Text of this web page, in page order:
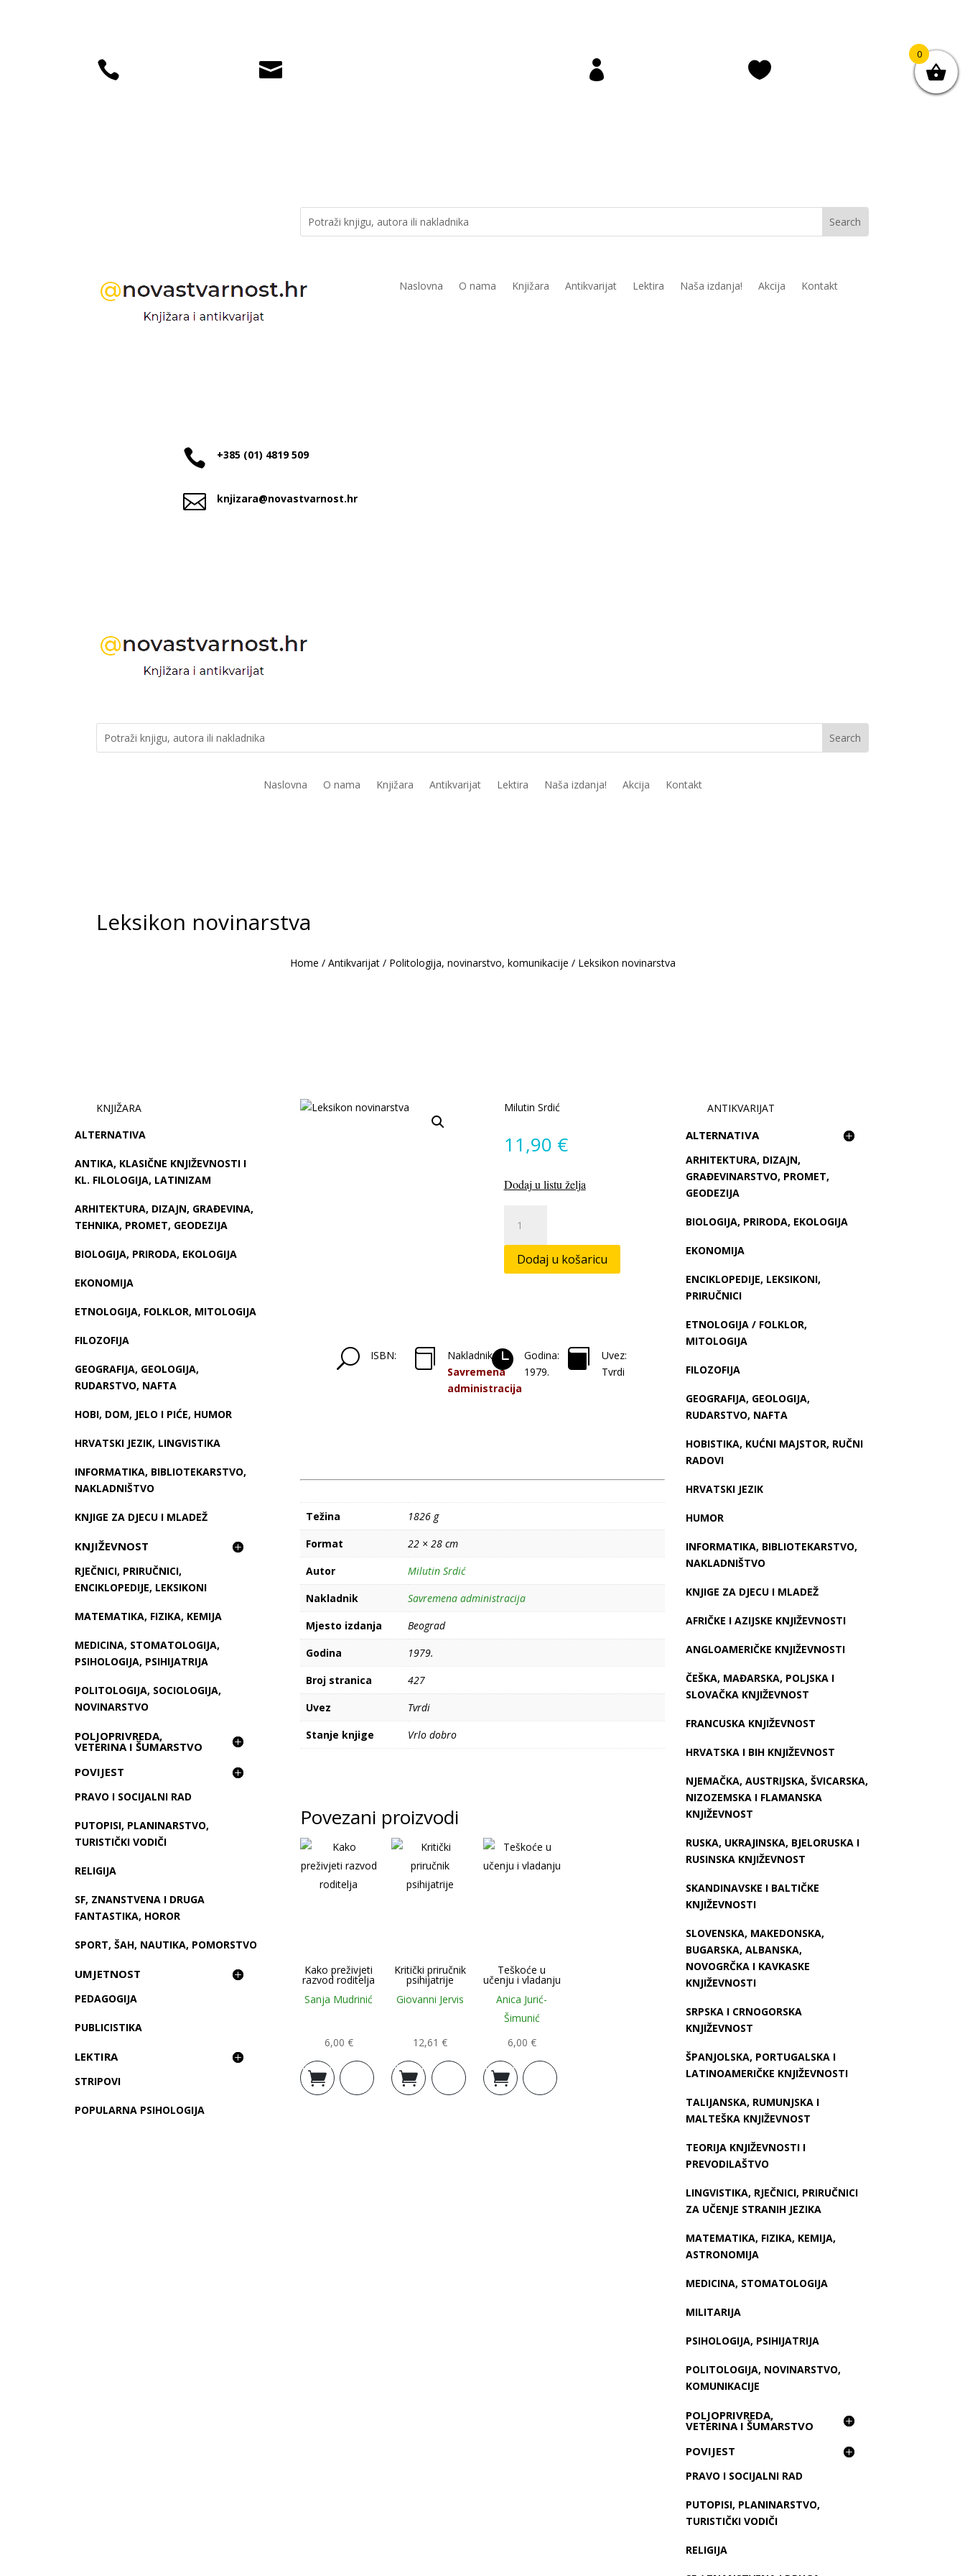
   
Naslovna O nama Knjižara Antikvarijat Lektira Naša izdanja! Akcija Kontakt
 +385 (01) 4819 509
 knjizara@novastvarnost.hr
Naslovna O nama Knjižara Antikvarijat Lektira Naša izdanja! Akcija Kontakt
Leksikon novinarstva
Home / Antikvarijat/ Politologija, novinarstvo, komunikacije / Leksikon novinarstva
KNJIŽARA
ALTERNATIVA
ANTIKA, KLASIČNE KNJIŽEVNOSTI I
KL. FILOLOGIJA, LATINIZAM
ARHITEKTURA, DIZAJN, GRAĐEVINA,
TEHNIKA, PROMET, GEODEZIJA
BIOLOGIJA, PRIRODA, EKOLOGIJA
EKONOMIJA
ETNOLOGIJA, FOLKLOR, MITOLOGIJA
FILOZOFIJA
GEOGRAFIJA, GEOLOGIJA,
RUDARSTVO, NAFTA
HOBI, DOM, JELO I PIĆE, HUMOR
HRVATSKI JEZIK, LINGVISTIKA
INFORMATIKA, BIBLIOTEKARSTVO,
NAKLADNIŠTVO
KNJIGE ZA DJECU I MLADEŽ
KNJIŽEVNOST
RJEČNICI, PRIRUČNICI,
ENCIKLOPEDIJE, LEKSIKONI
MATEMATIKA, FIZIKA, KEMIJA
MEDICINA, STOMATOLOGIJA,
PSIHOLOGIJA, PSIHIJATRIJA
POLITOLOGIJA, SOCIOLOGIJA,
NOVINARSTVO
POLJOPRIVREDA,
VETERINA I ŠUMARSTVO
POVIJEST
PRAVO I SOCIJALNI RAD
PUTOPISI, PLANINARSTVO,
TURISTIČKI VODIČI
RELIGIJA
SF, ZNANSTVENA I DRUGA
FANTASTIKA, HOROR
SPORT, ŠAH, NAUTIKA, POMORSTVO
UMJETNOST
PEDAGOGIJA
PUBLICISTIKA
LEKTIRA
STRIPOVI
POPULARNA PSIHOLOGIJA
Milutin Srdić
11,90 €
Dodaj u listu želja
novinarstva
količina
Dodaj u košaricu
U ISBN: 
Nakladnik:
Savremena
administracija

Godina:
1979.

Uvez:
Tvrdi
Težina
1826 g
Format
22 × 28 cm
Autor
Milutin Srdić
Nakladnik
Savremena administracija
Mjesto izdanja
Beograd
Godina
1979.
Broj stranica
427
Uvez
Tvrdi
Stanje knjige
Vrlo dobro
Povezani proizvodi
Kako preživjeti
razvod roditelja
Sanja Mudrinić
6,00 €
Dodaj u
košaricu
Kritički priručnik
psihijatrije
Giovanni Jervis
12,61€
Dodaj u
košaricu
Teškoće u
učenju i vladanju
Anica Jurić-
Šimunić
6,00 €
Dodaj u
košaricu
ANTIKVARIJAT
ALTERNATIVA
ARHITEKTURA, DIZAJN,
GRAĐEVINARSTVO, PROMET,
GEODEZIJA
BIOLOGIJA, PRIRODA, EKOLOGIJA
EKONOMIJA
ENCIKLOPEDIJE, LEKSIKONI,
PRIRUČNICI
ETNOLOGIJA / FOLKLOR,
MITOLOGIJA
FILOZOFIJA
GEOGRAFIJA, GEOLOGIJA,
RUDARSTVO, NAFTA
HOBISTIKA, KUĆNI MAJSTOR, RUČNI
RADOVI
HRVATSKI JEZIK
HUMOR
INFORMATIKA, BIBLIOTEKARSTVO,
NAKLADNIŠTVO
KNJIGE ZA DJECU I MLADEŽ
AFRIČKE I AZIJSKE KNJIŽEVNOSTI
ANGLOAMERIČKE KNJIŽEVNOSTI
ČEŠKA, MAĐARSKA, POLJSKA I
SLOVAČKA KNJIŽEVNOST
FRANCUSKA KNJIŽEVNOST
HRVATSKA I BIH KNJIŽEVNOST
NJEMAČKA, AUSTRIJSKA, ŠVICARSKA,
NIZOZEMSKA I FLAMANSKA
KNJIŽEVNOST
RUSKA, UKRAJINSKA, BJELORUSKA I
RUSINSKA KNJIŽEVNOST
SKANDINAVSKE I BALTIČKE
KNJIŽEVNOSTI
SLOVENSKA, MAKEDONSKA,
BUGARSKA, ALBANSKA,
NOVOGRČKA I KAVKASKE
KNJIŽEVNOSTI
SRPSKA I CRNOGORSKA
KNJIŽEVNOST
ŠPANJOLSKA, PORTUGALSKA I
LATINOAMERIČKE KNJIŽEVNOSTI
TALIJANSKA, RUMUNJSKA I
MALTEŠKA KNJIŽEVNOST
TEORIJA KNJIŽEVNOSTI I
PREVODILAŠTVO
LINGVISTIKA, RJEČNICI, PRIRUČNICI
ZA UČENJE STRANIH JEZIKA
MATEMATIKA, FIZIKA, KEMIJA,
ASTRONOMIJA
MEDICINA, STOMATOLOGIJA
MILITARIJA
PSIHOLOGIJA, PSIHIJATRIJA
POLITOLOGIJA, NOVINARSTVO,
KOMUNIKACIJE
POLJOPRIVREDA,
VETERINA I ŠUMARSTVO
POVIJEST
PRAVO I SOCIJALNI RAD
PUTOPISI, PLANINARSTVO,
TURISTIČKI VODIČI
RELIGIJA
0